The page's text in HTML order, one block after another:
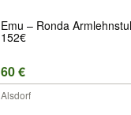
Emu – Ronda
152€
60 €
Alsdorf